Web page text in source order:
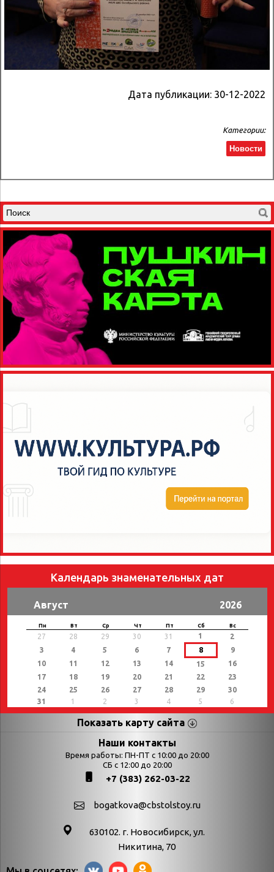
Дата публикации: 30-12-2022
Категории:
Новости
Календарь знаменательных дат
Август 2026
Пн Вт Ср Чт Пт Сб Вс
27 28 29 30 31 1
2
3
4 5 6 7 8
9
10
11 12 13 14 15
16
17
18 19 20 21 22
23
24
25 26 27 28 29
30
31
1 2 3 4 5 6
Показать карту сайта
Страницы Категории
Календарь
Выставки
День в истории
День в истории.
День в истории.
Наши контакты
Время работы: ПН-ПТ с 10:00 до 20:00
СБ с 12:00 до 20:00
+7 (383) 262-03-22
bogatkova@cbstolstoy.ru
630102. г. Новосибирск, ул.
Никитина, 70